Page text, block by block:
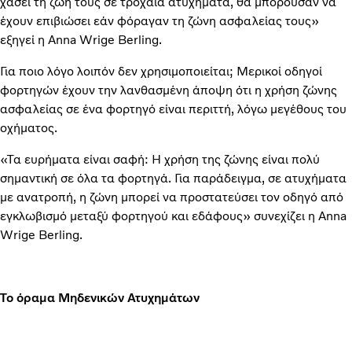
έχουν επιβιώσει εάν φόραγαν τη ζώνη ασφαλείας τους»
εξηγεί η Anna Wrige Berling.
Για ποιο λόγο λοιπόν δεν χρησιμοποιείται; Μερικοί οδηγοί
φορτηγών έχουν την λανθασμένη άποψη ότι η χρήση ζώνης
ασφαλείας σε ένα φορτηγό είναι περιττή, λόγω μεγέθους του
οχήματος.
«Τα ευρήματα είναι σαφή: Η χρήση της ζώνης είναι πολύ
σημαντική σε όλα τα φορτηγά. Για παράδειγμα, σε ατυχήματα
με ανατροπή, η ζώνη μπορεί να προστατεύσει τον οδηγό από
εγκλωβισμό μεταξύ φορτηγού και εδάφους» συνεχίζει η Anna
Wrige Berling.
Το όραμα Μηδενικών Ατυχημάτων